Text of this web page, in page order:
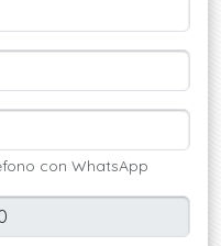
con WhatsApp